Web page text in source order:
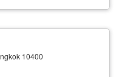
10400